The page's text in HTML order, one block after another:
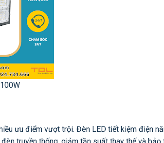
ưu điểm vượt trội. Đèn LED tiết kiệm điện